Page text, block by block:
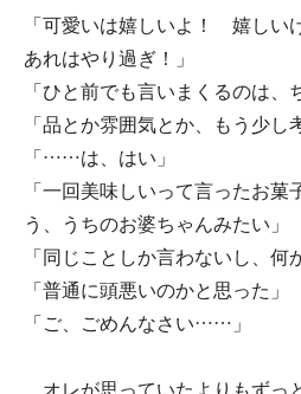
「可愛いは嬉しいよ！ 嬉しい
あれはやり過ぎ！」
「ひと前でも言いまくるのは、
「品とか雰囲気とか、もう少し
「……は、はい」
「一回美味しいって言ったお菓
う、うちのお婆ちゃんみたい」
「同じことしか言わないし、何
「普通に頭悪いのかと思った」
「ご、ごめんなさい……」
オレが思っていたよりもずっ